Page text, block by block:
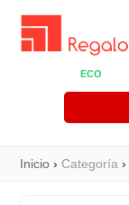
ECO
Inicio ›Categoría ›